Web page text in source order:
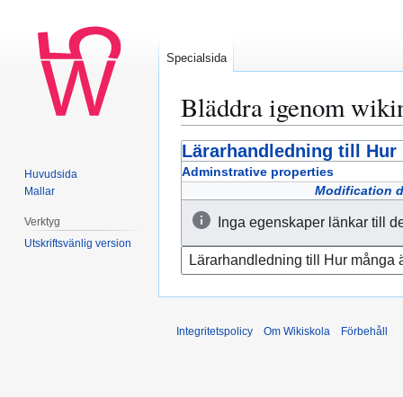
Bläddra igenom
Hoppa
till
Hoppa
till
Lärarhandledning till Hur
Adminstrative properties
Modification
Inga egenskaper länkar till
Specialsida
Huvudsida
Mallar
Verktyg
Utskriftsvänlig version
Integritetspolicy Om Wikiskola Förbehåll